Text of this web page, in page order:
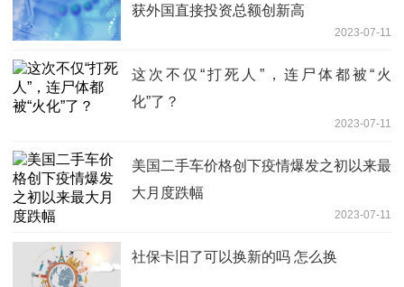
获外国直接投资总额创新高
2023-07-11
这次不仅“打死人”，连尸体都被“火
化”了？
2023-07-11
美国二手车价格创下疫情爆发之初以来最
大月度跌幅
2023-07-11
社保卡旧了可以换新的吗 怎么换